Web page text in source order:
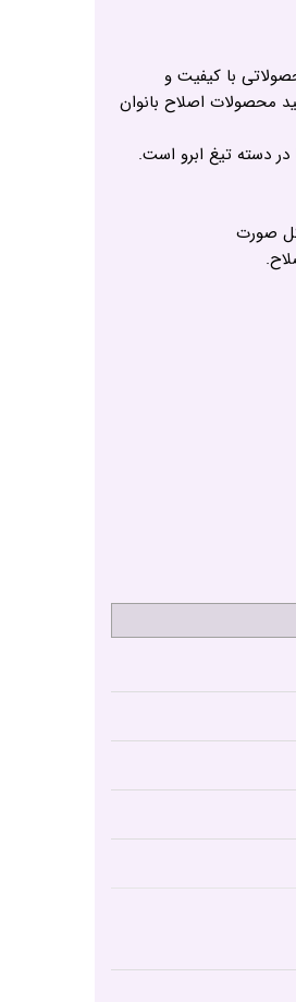
با کیفیت و
محصولات اصلاح بانوان
دسته تیغ ابرو است.
صورت